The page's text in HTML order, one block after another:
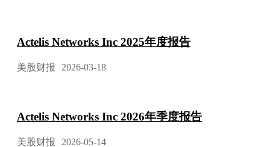
Actelis Networks Inc 2025年度报告
美股财报 2026-03-18
Actelis Networks Inc 2026年季度报告
美股财报 2026-05-14